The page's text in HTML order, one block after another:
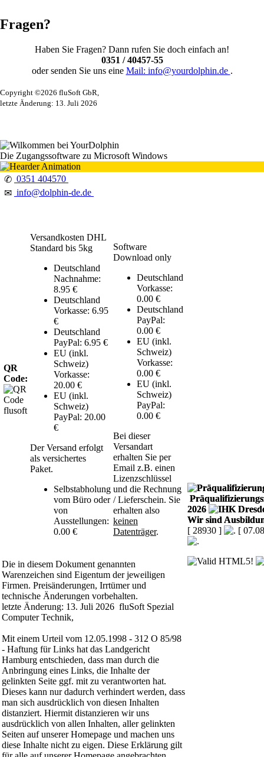
Fragen?
Haben Sie Fragen? Dann rufen Sie doch einfach an!
0351 / 40457-55
oder senden Sie uns eine Mail: info@yourdolphin.de .
Copyright ©2026 fluSoft GbR,
letzte Änderung: 13. Juli 2026
Die Zugangssoftware zu Microsoft Windows
✆ 0351 404570
✉ info@dolphin-de.de
QR
Code:
Versandkosten DHL
Standard bis 5kg
Deutschland
Nachnahme:
8.95 €
Deutschland
Vorkasse: 6.95
€
Deutschland
PayPal: 6.95 €
EU (inkl.
Schweiz)
Vorkasse:
20.00 €
EU (inkl.
Schweiz)
PayPal: 20.00
€
Der Versand erfolgt
als versichertes
Paket.
Selbstabholung
vom Büro oder
von
Ausstellungen:
0.00 €
Software
Download only
Deutschland
Vorkasse:
0.00 €
Deutschland
PayPal:
0.00 €
EU (inkl.
Schweiz)
Vorkasse:
0.00 €
EU (inkl.
Schweiz)
PayPal:
0.00 €
Bei dieser
Versandart
erhalten Sie per
Email z.B. einen
Lizenzschlüssel
und die Rechnung
/ Lieferschein. Sie
erhalten also
keinen
Datenträger.
Die in diesem Dokument genannten
Warenzeichen sind Eigentum der jeweiligen
Firmen. Preisänderungen, Irrtümer und
technische Änderungen vorbehalten.
letzte Änderung: 13. Juli 2026 fluSoft Spezial
Computer Technik,
Mit einem Urteil vom 12.05.1998 - 312 O 85/98
- Haftung für Links hat das Landgericht
Hamburg entschieden, dass man durch die
Anbringung eines Links, die Inhalte der
gelinkten Seite ggf. mit zu verantworten hat.
Dieses kann nur dadurch verhindert werden, dass
man sich ausdrücklich von diesen Inhalten
distanziert. Hiermit distanzieren wir uns
ausdrücklich von allen Inhalten, aller gelinkten
Seiten auf unserer Homepage und machen uns
diese Inhalte nicht zu eigen. Diese Erklärung gilt
2026
Wir sind
[ 28930 ]
[